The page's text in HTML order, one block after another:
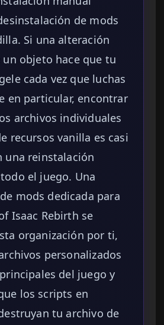
de mods
Si una alteración
un objeto hace que tu
cada vez que luchas
en particular, encontrar
archivos individuales
recursos vanilla es casi
una reinstalación
el juego. Una
mods dedicada para
Isaac Rebirth se
organización por ti,
personalizados
del juego y
los scripts en
tu archivo de